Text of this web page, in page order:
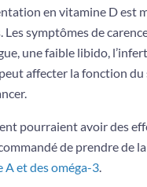
en vitamine D est
symptômes de
une faible libido,
affecter la fonction du
pourraient avoir des
de prendre de
A et des oméga-3.